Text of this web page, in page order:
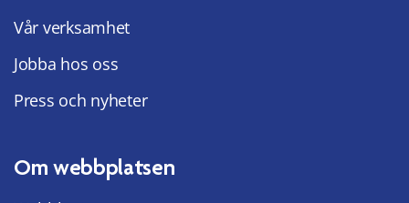
Vår verksamhet
Jobba hos oss
Press och nyheter
Om webbplatsen